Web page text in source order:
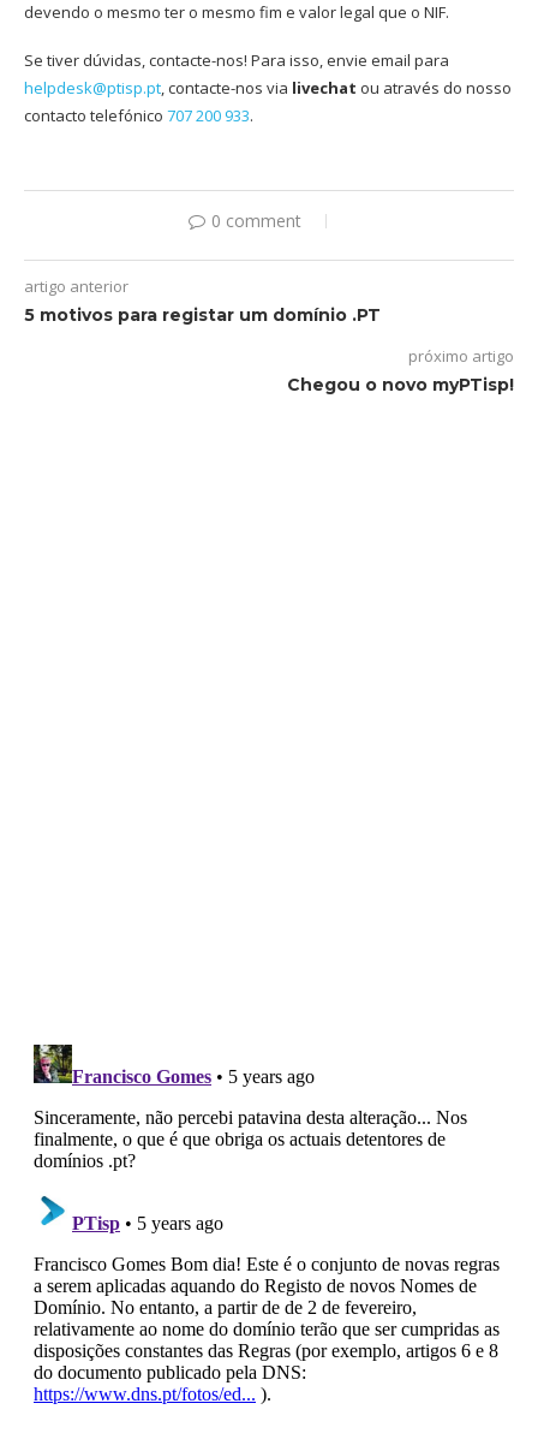
devendo o mesmo ter o mesmo fim e valor legal que o NIF.
Se tiver dúvidas, contacte-nos! Para isso, envie email para
helpdesk@ptisp.pt, contacte-nos via livechat ou através do nosso
contacto telefónico 707 200 933.
0 comment
artigo anterior
5 motivos para registar um domínio .PT
próximo artigo
Chegou o novo myPTisp!